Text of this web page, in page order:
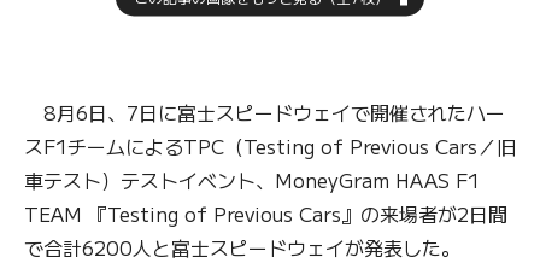
8月6日、7日に富士スピードウェイで開催されたハー
スF1チームによるTPC（Testing of Previous Cars／旧
車テスト）テストイベント、MoneyGram HAAS F1
TEAM 『Testing of Previous Cars』の来場者が2日間
で合計6200人と富士スピードウェイが発表した。